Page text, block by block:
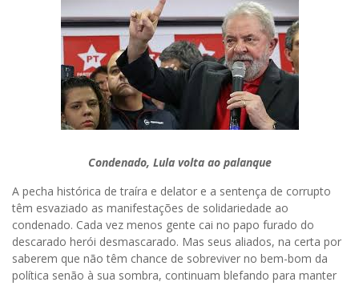
Condenado, Lula volta ao palanque
A pecha histórica de traíra e delator e a sentença de corrupto
têm esvaziado as manifestações de solidariedade ao
condenado. Cada vez menos gente cai no papo furado do
descarado herói desmascarado. Mas seus aliados, na certa por
saberem que não têm chance de sobreviver no bem-bom da
política senão à sua sombra, continuam blefando para manter